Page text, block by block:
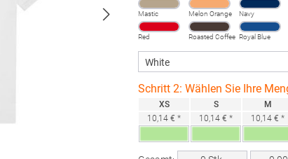
Mastic Melon Orange Navy
Red Roasted Coffee Royal Blue
Schritt 2: Wählen Sie Ihre
XS
10,14 € *
S
10,14 € *
M
10,14 € *